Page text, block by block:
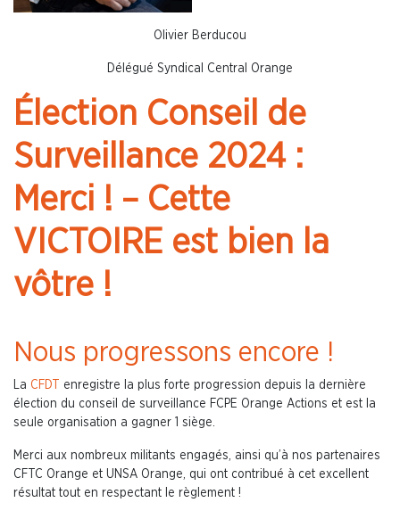
Olivier Berducou
Délégué Syndical Central Orange
Élection Conseil de
Surveillance 2024 :
Merci ! – Cette
VICTOIRE est bien la
vôtre !
Nous progressons encore !
La CFDT
enregistre la plus forte progression depuis la dernière
élection du conseil de surveillance FCPE Orange Actions et est la
seule organisation a gagner 1 siège.
Merci aux nombreux militants engagés, ainsi qu’à nos partenaires
CFTC Orange et UNSA Orange, qui ont contribué à cet excellent
résultat tout en respectant le règlement !